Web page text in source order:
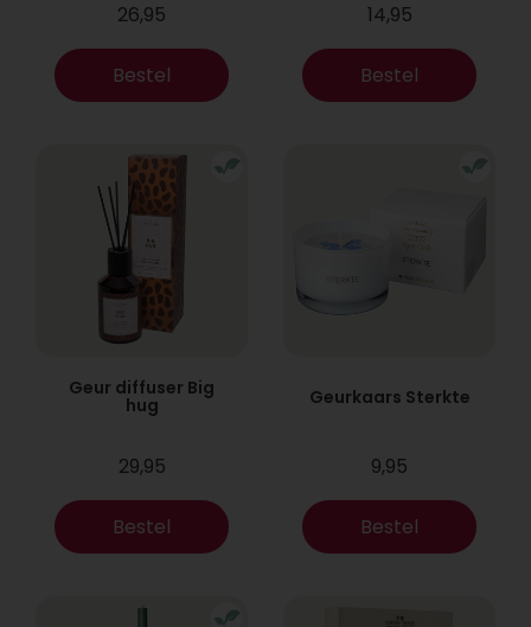
26,95
Bestel
14,95
Bestel
Geur diffuser Big
hug
29,95
Bestel
Geurkaars Sterkte
9,95
Bestel